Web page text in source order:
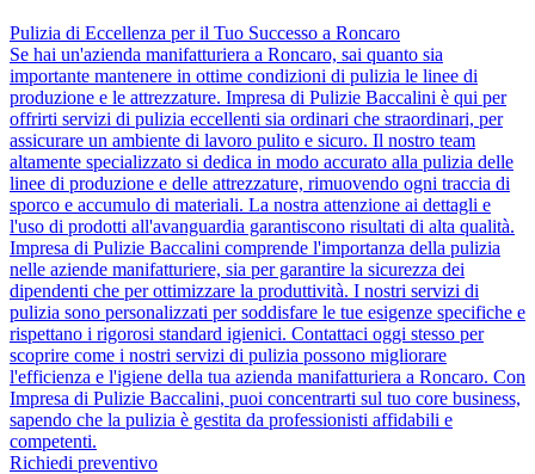
Pulizia di Eccellenza per il Tuo Successo a Roncaro
Se hai un'azienda manifatturiera a Roncaro, sai quanto sia
importante mantenere in ottime condizioni di pulizia le linee di
produzione e le attrezzature. Impresa di Pulizie Baccalini è qui per
offrirti servizi di pulizia eccellenti sia ordinari che straordinari, per
assicurare un ambiente di lavoro pulito e sicuro. Il nostro team
altamente specializzato si dedica in modo accurato alla pulizia delle
linee di produzione e delle attrezzature, rimuovendo ogni traccia di
sporco e accumulo di materiali. La nostra attenzione ai dettagli e
l'uso di prodotti all'avanguardia garantiscono risultati di alta qualità.
Impresa di Pulizie Baccalini comprende l'importanza della pulizia
nelle aziende manifatturiere, sia per garantire la sicurezza dei
dipendenti che per ottimizzare la produttività. I nostri servizi di
pulizia sono personalizzati per soddisfare le tue esigenze specifiche e
rispettano i rigorosi standard igienici. Contattaci oggi stesso per
scoprire come i nostri servizi di pulizia possono migliorare
l'efficienza e l'igiene della tua azienda manifatturiera a Roncaro. Con
Impresa di Pulizie Baccalini, puoi concentrarti sul tuo core business,
sapendo che la pulizia è gestita da professionisti affidabili e
competenti.
Richiedi preventivo